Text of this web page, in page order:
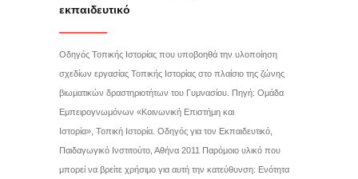
εκπαιδευτικό
Οδηγός Τοπικής Ιστορίας που υποβοηθά την υλοποίηση
σχεδίων εργασίας Τοπικής Ιστορίας στο πλαίσιο της ζώνης
βιωματικών δραστηριοτήτων του Γυμνασίου. Πηγή: Ομάδα
Εμπειρογνωμόνων «Κοινωνική Επιστήμη και
Ιστορία», Τοπική Ιστορία. Οδηγός για τον Εκπαιδευτικό,
Παιδαγωγικό Ινστιτούτο, Αθήνα 2011 Παρόμοιο υλικό που
μπορεί να βρείτε χρήσιμο για αυτή την κατεύθυνση: Ενότητα